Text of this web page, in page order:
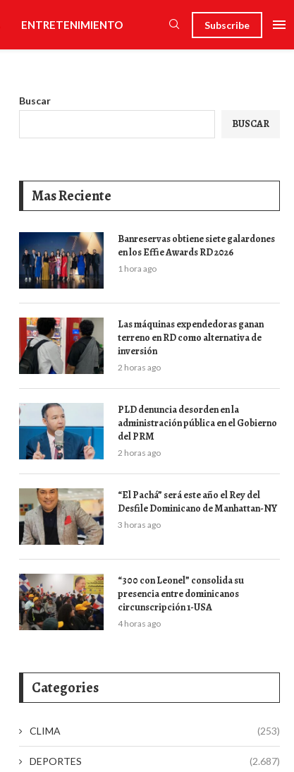
ENTRETENIMIENTO Subscribe
Buscar
BUSCAR
Mas Reciente
Banreservas obtiene siete galardones
en los Effie Awards RD 2026
1 hora ago
Las máquinas expendedoras ganan
terreno en RD como alternativa de
inversión
2 horas ago
PLD denuncia desorden en la
administración pública en el Gobierno
del PRM
2 horas ago
“El Pachá” será este año el Rey del
Desfile Dominicano de Manhattan-NY
3 horas ago
“300 con Leonel” consolida su
presencia entre dominicanos
circunscripción 1-USA
4 horas ago
Categories
CLIMA (253)
DEPORTES (2.687)